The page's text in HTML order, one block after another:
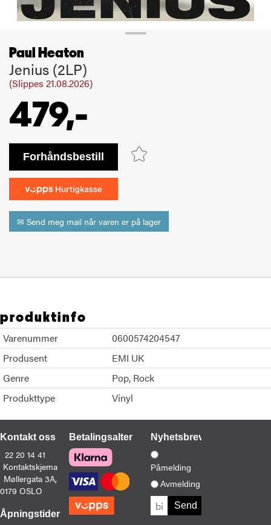
Paul Heaton
Jenius (2LP)
(Slippes 21.08.2026)
479,-
bestill
✉ Send meg mail når varen er på lager
produktinfo
Varenummer
0600574204547
Produsent
EMI UK
Genre
Pop Rock
Produkttype
Vinyl
Kontakt oss
22 20 14 41
Kontaktskjema
Møllergata 3A,
0179 OSLO
Åpningstider
BetalingsalternativerNyhetsbrev
Påmelding
Avmelding